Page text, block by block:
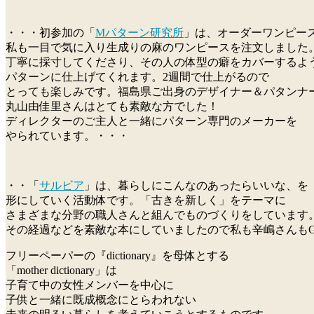
・・・初参加の「 Mパターン研究所 」は、オーダーワンピー
私も一目で気に入り生成りの麻のワンピースを注文しました。
丁寧に採寸してくださり、その人の体型の癖をカバーするよ
パターンに仕上げてくれます。2週間で仕上がるので
とっても楽しみです。福島県ご出身のデザイナー＆パタンナ
丸山由佳里さんはとても素敵な方でした！
ディレクターのご主人と一緒にパターン専門のメーカーを
やられています。・・・
・・「 サルビア 」は、暮らしにこんなのあったらいいな、を
形にしていく活動体です。「古きを新しく」をテーマに
さまざまな分野の職人さんと組んでものづくりをしています。
その経過などを素敵な本にしていましたので私も辛嶋さんも
フリーペーパーの『dictionary』を母体とする
「mother dictionary」は
子育て中の女性メンバーを中心に
子供と一緒に既成概念にとらわれない